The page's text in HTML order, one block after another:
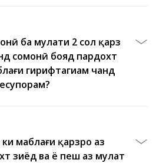
ба муҳлати 2 сол қарз
сомонӣ бояд пардохт
гирифтагиам чанд
маблағи қарзро аз
зиёд ва ё пеш аз муҳлат